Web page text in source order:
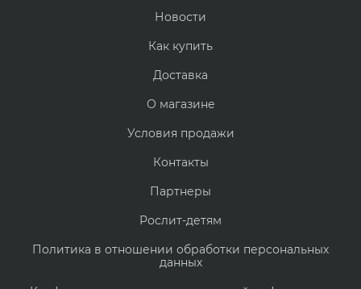
Новости
Как купить
Доставка
О магазине
Условия продажи
Контакты
Партнеры
Рослит-детям
Политика в отношении обработки персональных
данных